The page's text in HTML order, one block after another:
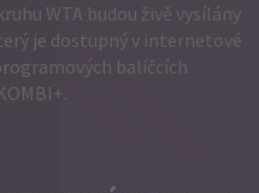
WTA budou živě vysílány
je dostupný v internetové
balíčcích